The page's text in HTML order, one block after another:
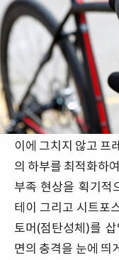
이에 그치지 않고 프
의 하부를 최적화하
부족 현상을 획기적
테이 그리고 시트포
토머(점탄성체)를
면의 충격을 눈에 띄